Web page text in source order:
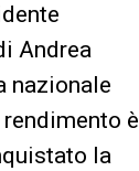
Andrea
nazionale
è
la